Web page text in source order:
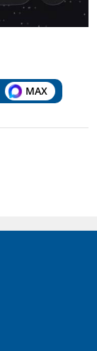
MAX